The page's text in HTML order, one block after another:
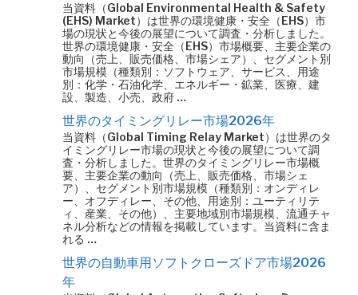
当資料（Global Environmental Health & Safety
(EHS) Market）は世界の環境健康・安全（EHS）市
場の現状と今後の展望について調査・分析しました。
世界の環境健康・安全（EHS）市場概要、主要企業の
動向（売上、販売価格、市場シェア）、セグメント別
市場規模（種類別：ソフトウェア、サービス、用途
別：化学・石油化学、エネルギー・鉱業、医療、建
設、製造、小売、政府 …
世界のタイミングリレー市場2026年
当資料（Global Timing Relay Market）は世界のタ
イミングリレー市場の現状と今後の展望について調
査・分析しました。世界のタイミングリレー市場概
要、主要企業の動向（売上、販売価格、市場シェ
ア）、セグメント別市場規模（種類別：オンディレ
ー、オフディレー、その他、用途別：ユーティリテ
ィ、産業、その他）、主要地域別市場規模、流通チャ
ネル分析などの情報を掲載しています。当資料に含ま
れる …
世界の自動車用ソフトクローズドア市場2026
年